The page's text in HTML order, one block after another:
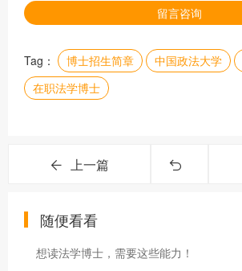
留言咨询
Tag： 博士招生简章 中国政法大学
在职法学博士
上一篇
随便看看
想读法学博士，需要这些能力！